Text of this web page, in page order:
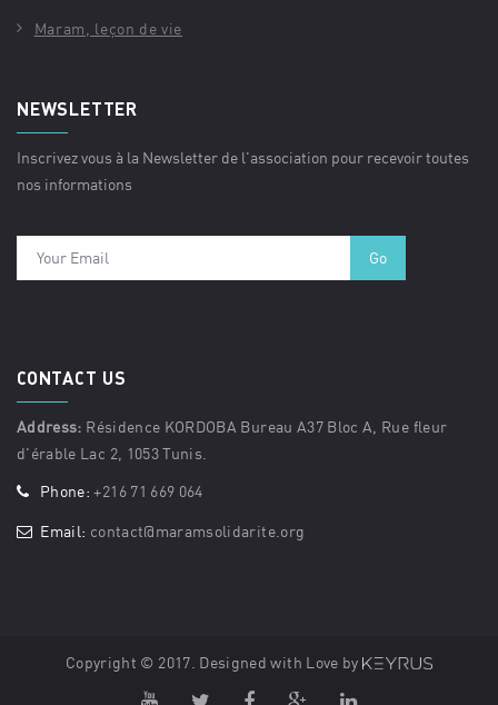
Maram, leçon de vie
NEWSLETTER
Inscrivez vous à la Newsletter de l'association pour recevoir toutes
nos informations
CONTACT US
Address: Résidence KORDOBA Bureau A37 Bloc A, Rue fleur
d'érable Lac 2, 1053 Tunis.
Phone: +216 71 669 064
Email: contact@maramsolidarite.org
Copyright © 2017. Designed with Love by